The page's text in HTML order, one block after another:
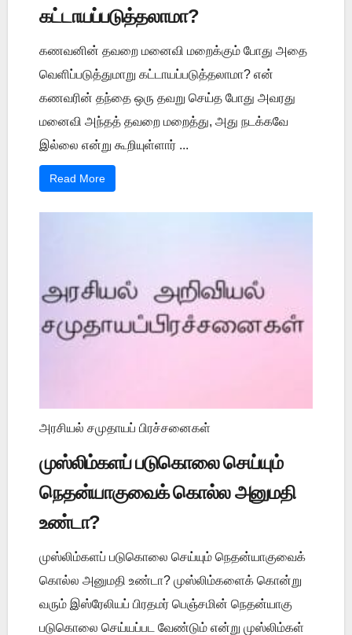
கட்டாயப்படுத்தலாமா?
கணவனின் தவறை மனைவி மறைக்கும் போது அதை
வெளிப்படுத்துமாறு கட்டாயப்படுத்தலாமா? என்
கணவரின் தந்தை ஒரு தவறு செய்த போது அவரது
மனைவி அந்தத் தவறை மறைத்து, அது நடக்கவே
இல்லை என்று கூறியுள்ளார் ...
Read More
அரசியல் சமுதாயப் பிரச்சனைகள்
முஸ்லிம்களப் படுகொலை செய்யும்
நெதன்யாகுவைக் கொல்ல அனுமதி
உண்டா?
முஸ்லிம்களப் படுகொலை செய்யும் நெதன்யாகுவைக்
கொல்ல அனுமதி உண்டா? முஸ்லிம்களைக் கொன்று
வரும் இஸ்ரேலியப் பிரதமர் பெஞ்சமின் நெதன்யாகு
படுகொலை செய்யப்பட வேண்டும் என்று முஸ்லிம்கள்